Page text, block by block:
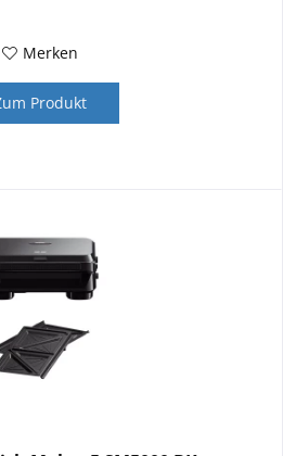
Merken
Produkt